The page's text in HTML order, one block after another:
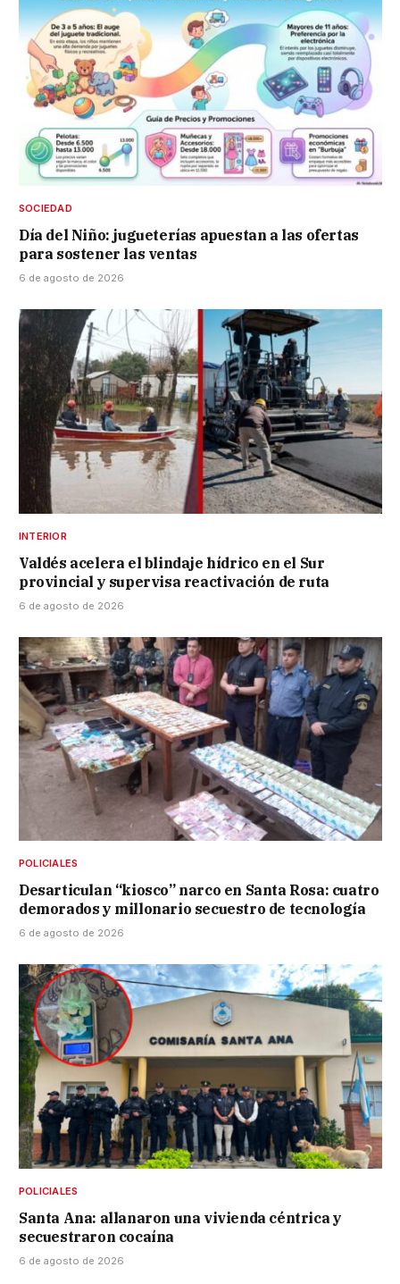
SOCIEDAD
Día del Niño: jugueterías apuestan a las ofertas
para sostener las ventas
6 de agosto de 2026
INTERIOR
Valdés acelera el blindaje hídrico en el Sur
provincial y supervisa reactivación de ruta
6 de agosto de 2026
POLICIALES
Desarticulan “kiosco” narco en Santa Rosa: cuatro
demorados y millonario secuestro de tecnología
6 de agosto de 2026
POLICIALES
Santa Ana: allanaron una vivienda céntrica y
secuestraron cocaína
6 de agosto de 2026